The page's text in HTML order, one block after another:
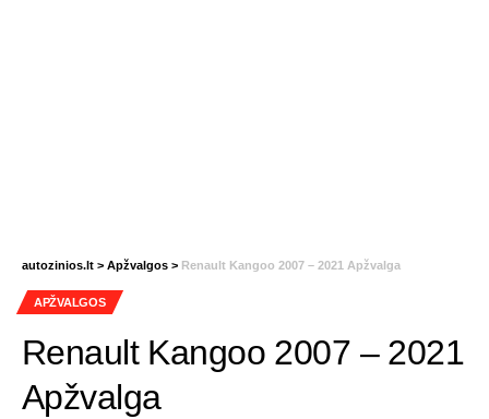
autozinios.lt > Apžvalgos > Renault Kangoo 2007 – 2021 Apžvalga
APŽVALGOS
Renault Kangoo 2007 – 2021
Apžvalga